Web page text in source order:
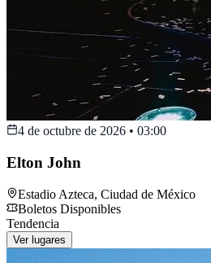
4 de octubre de 2026 • 03:00
Elton John
Estadio Azteca, Ciudad de México
Boletos Disponibles
Tendencia
Ver lugares